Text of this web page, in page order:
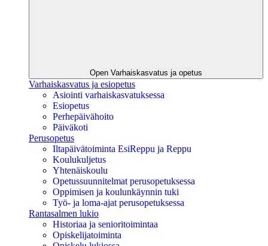
Open Varhaiskasvatus ja opetus
Varhaiskasvatus ja esiopetus
Asiointi varhaiskasvatuksessa
Esiopetus
Perhepäivähoito
Päiväkoti
Perusopetus
Iltapäivätoiminta EsiReppu ja Reppu
Koulukuljetus
Yhtenäiskoulu
Opetussuunnitelmat perusopetuksessa
Oppimisen ja koulunkäynnin tuki
Työ- ja loma-ajat perusopetuksessa
Rantasalmen lukio
Historiaa ja senioritoimintaa
Opiskelijatoiminta